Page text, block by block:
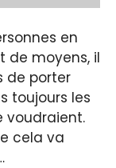
en
de moyens, il
de porter
toujours les
voudraient.
cela va